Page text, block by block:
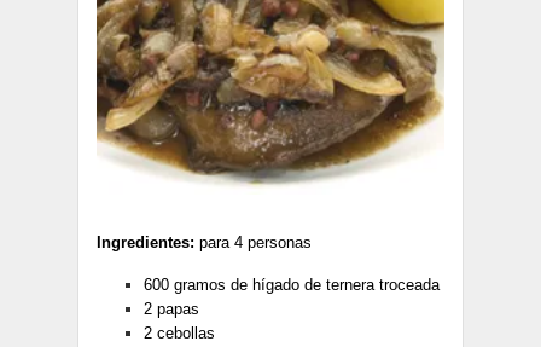
Ingredientes: para 4 personas
600 gramos de hígado de ternera troceada
2 papas
2 cebollas